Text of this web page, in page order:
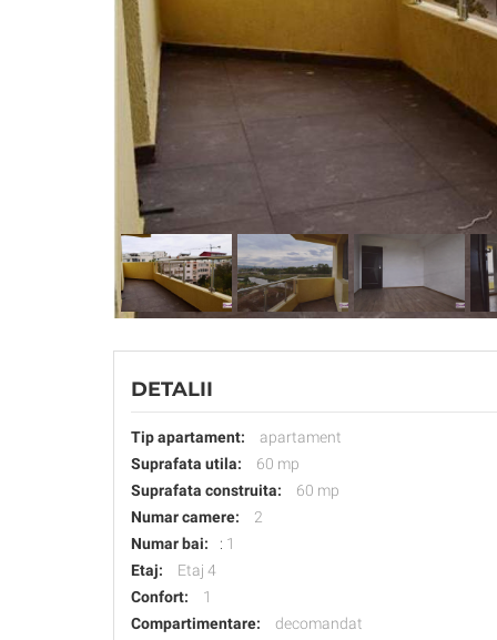
DETALII
Tip apartament:
apartament
Suprafata utila:
60 mp
Suprafata construita:
60 mp
Numar camere:
2
Numar bai:
: 1
Etaj:
Etaj 4
Confort:
1
Compartimentare:
decomandat